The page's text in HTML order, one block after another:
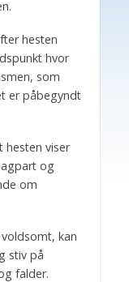
hesten
hvor
som
er påbegyndt
hesten viser
og
om
kan
stiv på
falder.